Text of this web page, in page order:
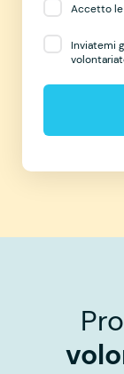
Accetto le
Inviatemi